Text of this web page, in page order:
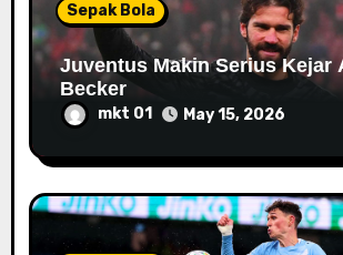
Sepak Bola
Juventus Makin Serius Kejar
Becker
mkt 01 May 15, 2026